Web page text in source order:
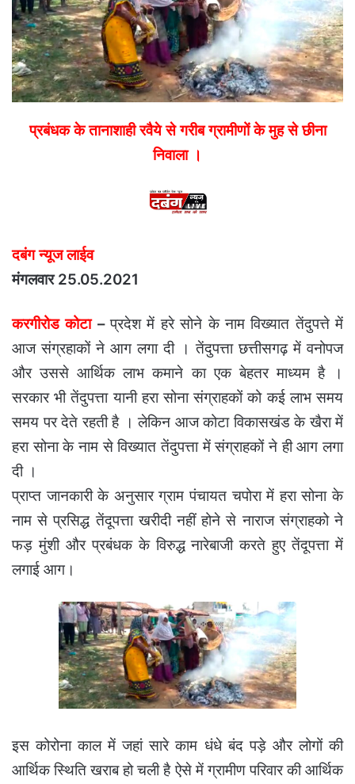
प्रबंधक के तानाशाही रवैये से गरीब ग्रामीणों के मुह से छीना
निवाला ।
दबंग न्यूज लाईव
मंगलवार 25.05.2021
करगीरोड कोटा–प्रदेश में हरे सोने के नाम विख्यात तेंदुपत्ते में
आज संग्रहाकों ने आग लगा दी । तेंदुपत्ता छत्तीसगढ़ में वनोपज
और उससे आर्थिक लाभ कमाने का एक बेहतर माध्यम है ।
सरकार भी तेंदुपत्ता यानी हरा सोना संग्राहकों को कई लाभ समय
समय पर देते रहती है । लेकिन आज कोटा विकासखंड के खैरा में
हरा सोना के नाम से विख्यात तेंदुपत्ता में संग्राहकों ने ही आग लगा
दी ।
प्राप्त जानकारी के अनुसार ग्राम पंचायत चपोरा में हरा सोना के
नाम से प्रसिद्ध तेंदूपत्ता खरीदी नहीं होने से नाराज संग्राहको ने
फड़ मुंशी और प्रबंधक के विरुद्ध नारेबाजी करते हुए तेंदूपत्ता में
लगाई आग।
इस कोरोना काल में जहां सारे काम धंधे बंद पड़े और लोगों की
आर्थिक स्थिति खराब हो चली है ऐसे में ग्रामीण परिवार की आर्थिक